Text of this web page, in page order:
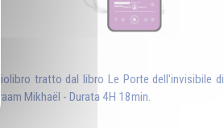
tratto dal libro Le Porte dell'invisibile di
Mikhaël - Durata 4H 18min.